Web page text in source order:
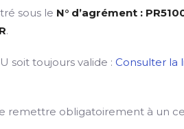
sous le N° d’agrément :
.
soit toujours valide : Consulter la
remettre obligatoirement à un